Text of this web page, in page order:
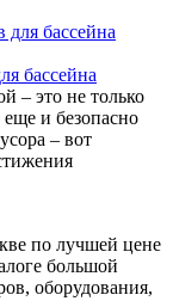
бассейна
– это не только
и безопасно
– вот
по лучшей цене
большой
оборудования,